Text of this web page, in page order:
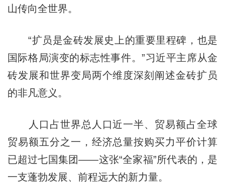
山传向全世界。
“扩员是金砖发展史上的重要里程碑，也是
国际格局演变的标志性事件。”习近平主席从金
砖发展和世界变局两个维度深刻阐述金砖扩员
的非凡意义。
人口占世界总人口近一半、贸易额占全球
贸易额五分之一，经济总量按购买力平价计算
已超过七国集团——这张“全家福”所代表的，是
一支蓬勃发展、前程远大的新力量。